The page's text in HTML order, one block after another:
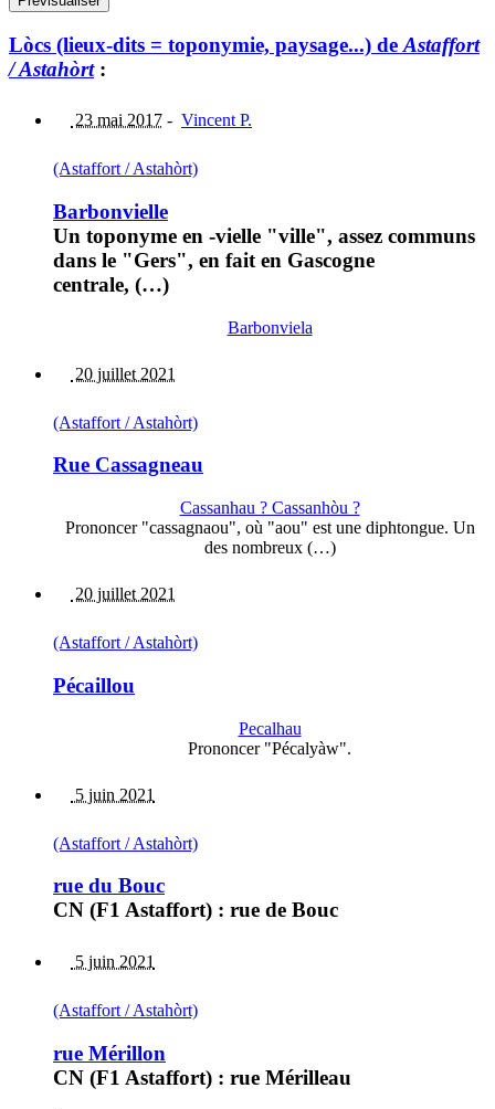
Lòcs (lieux-dits = toponymie, paysage...) de Astaffort
/ Astahòrt:
23 mai 2017 - Vincent P.
(Astaffort / Astahòrt)
Barbonvielle
Un toponyme en -vielle "ville", assez communs
dans le "Gers", en fait en Gascogne
centrale, (…)
Barbonviela
20 juillet 2021
(Astaffort / Astahòrt)
Rue Cassagneau
Cassanhau ? Cassanhòu ?
Prononcer "cassagnaou", où "aou" est une diphtongue. Un
des nombreux (…)
20 juillet 2021
(Astaffort / Astahòrt)
Pécaillou
Pecalhau
Prononcer "Pécalyàw".
5 juin 2021
(Astaffort / Astahòrt)
rue du Bouc
CN (F1 Astaffort) : rue de Bouc
5 juin 2021
(Astaffort / Astahòrt)
rue Mérillon
CN (F1 Astaffort) : rue Mérilleau